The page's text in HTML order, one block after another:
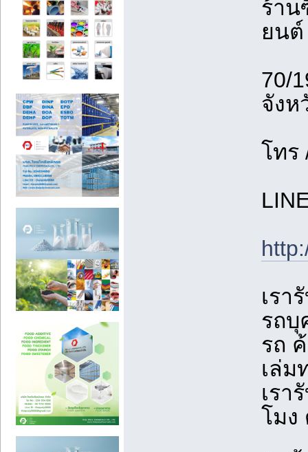
ร้าน
ยนต์
70/
จัง
โทร
เรา
รถ
รถ
เล่ม
เรา
โมง